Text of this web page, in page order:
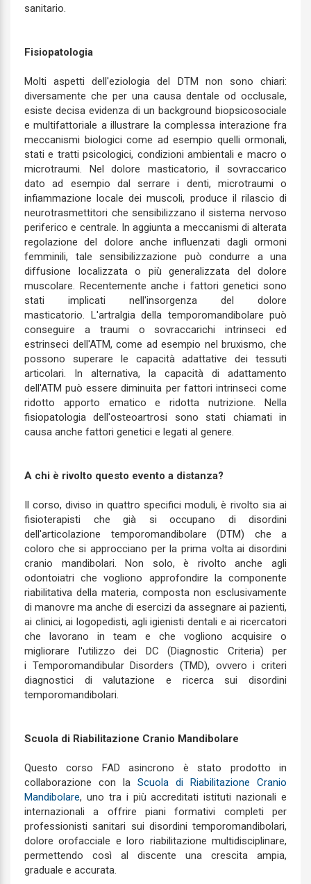
sanitario.
Fisiopatologia
Molti aspetti dell'eziologia del DTM non sono chiari:
diversamente che per una causa dentale od occlusale,
esiste decisa evidenza di un background biopsicosociale
e multifattoriale a illustrare la complessa interazione fra
meccanismi biologici come ad esempio quelli ormonali,
stati e tratti psicologici, condizioni ambientali e macro o
microtraumi. Nel dolore masticatorio, il sovraccarico
dato ad esempio dal serrare i denti, microtraumi o
infiammazione locale dei muscoli, produce il rilascio di
neurotrasmettitori che sensibilizzano il sistema nervoso
periferico e centrale. In aggiunta a meccanismi di alterata
regolazione del dolore anche influenzati dagli ormoni
femminili, tale sensibilizzazione può condurre a una
diffusione localizzata o più generalizzata del dolore
muscolare. Recentemente anche i fattori genetici sono
stati implicati nell'insorgenza del dolore
masticatorio. L'artralgia della temporomandibolare può
conseguire a traumi o sovraccarichi intrinseci ed
estrinseci dell'ATM, come ad esempio nel bruxismo, che
possono superare le capacità adattative dei tessuti
articolari. In alternativa, la capacità di adattamento
dell'ATM può essere diminuita per fattori intrinseci come
ridotto apporto ematico e ridotta nutrizione. Nella
fisiopatologia dell'osteoartrosi sono stati chiamati in
causa anche fattori genetici e legati al genere.
A chi è rivolto questo evento a distanza?
Il corso, diviso in quattro specifici moduli, è rivolto sia ai
fisioterapisti che già si occupano di disordini
dell'articolazione temporomandibolare (DTM) che a
coloro che si approcciano per la prima volta ai disordini
cranio mandibolari. Non solo, è rivolto anche agli
odontoiatri che vogliono approfondire la componente
riabilitativa della materia, composta non esclusivamente
di manovre ma anche di esercizi da assegnare ai pazienti,
ai clinici, ai logopedisti, agli igienisti dentali e ai ricercatori
che lavorano in team e che vogliono acquisire o
migliorare l'utilizzo dei DC (Diagnostic Criteria) per
i Temporomandibular Disorders (TMD), ovvero i criteri
diagnostici di valutazione e ricerca sui disordini
temporomandibolari.
Scuola di Riabilitazione Cranio Mandibolare
Questo corso FAD asincrono è stato prodotto in
collaborazione con la Scuola di Riabilitazione Cranio
Mandibolare, uno tra i più accreditati istituti nazionali e
internazionali a offrire piani formativi completi per
professionisti sanitari sui disordini temporomandibolari,
dolore orofacciale e loro riabilitazione multidisciplinare,
permettendo così al discente una crescita ampia,
graduale e accurata.